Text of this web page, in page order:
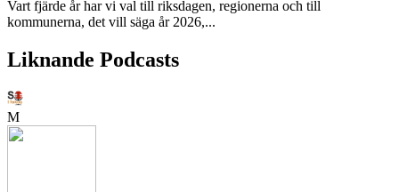
Vart fjärde år har vi val till riksdagen, regionerna och till
kommunerna, det vill säga år 2026,...
Liknande Podcasts
M